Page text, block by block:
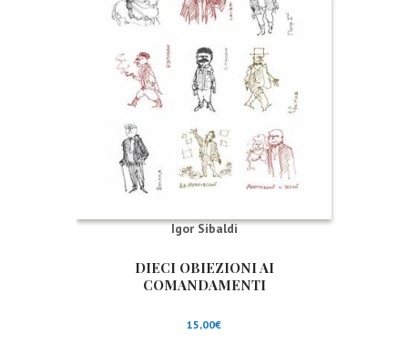
Igor Sibaldi
DIECI OBIEZIONI AI
COMANDAMENTI
15,00€